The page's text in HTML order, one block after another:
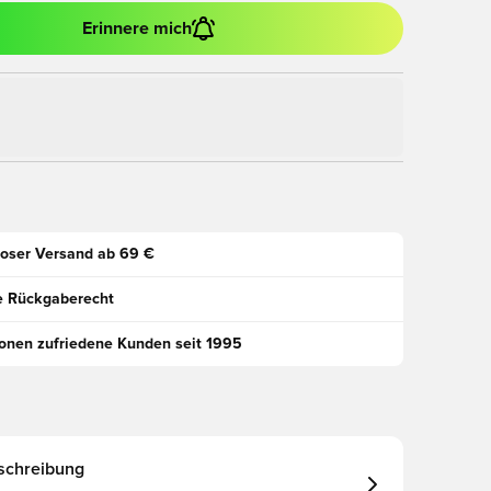
Erinnere mich
Versand ab 69 €
Rückgaberecht
zufriedene Kunden seit 1995